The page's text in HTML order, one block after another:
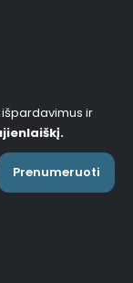
ir
Prenumeruoti